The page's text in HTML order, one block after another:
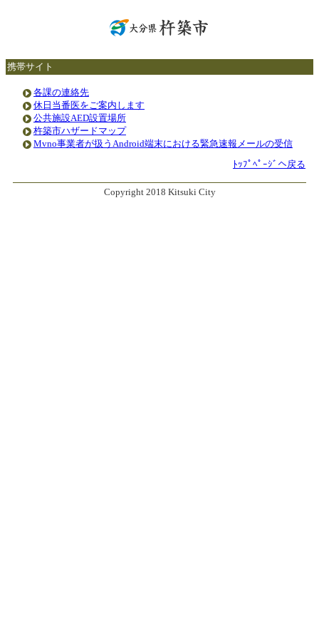
携帯サイト
各課の連絡先
休日当番医をご案内します
公共施設AED設置場所
杵築市ハザードマップ
Mvno事業者が扱うAndroid端末における緊急速報メールの受信
ﾄｯﾌﾟﾍﾟｰｼﾞへ戻る
Copyright 2018 Kitsuki City